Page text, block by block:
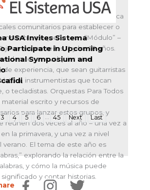
apoya a profesores de música
comunitarios para establecer o
pequeño – un “Módulo” –
jóvenes, entre los 11 y los 18 años.
tener cualquier nivel
de experiencia, que sean guitarristas
instrumentistas que tocan
o tecladistas. Orquestas Para Todos
escrito y recursos de
para lanzar estos grupos, y
reúnen dos veces al año – una vez a
la primavera, y una vez a nivel
verano. El tema de este año es
explorando la relación entre la
y cómo la música puede
y contar historias.
USA Invites Sistema
Participate in Upcoming
Symposium and
3 4 5 6 … 45 Next Last